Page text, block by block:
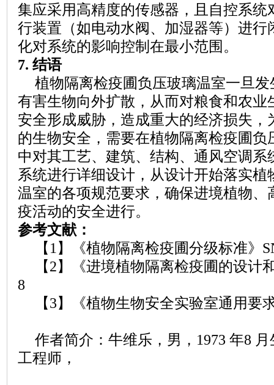
集应采用高精度的传感器，且自控系统
行装置（如电动水阀、加湿器等）进行
化对系统的影响控制在最小范围。
7. 结语
植物隔离检疫圃负压玻璃温室一旦
有害生物向外扩散，从而对粮食和农业
安全形成威胁，造成重大的经济损失，
的生物安全，需要在植物隔离检疫圃负
中对其工艺、建筑、结构、通风空调系
系统进行详细设计，从设计开始落实植
温室的各项规范要求，确保进境植物、
疫活动的安全进行。
参考文献：
【1】《植物隔离检疫圃分级标准》
【2】《进境植物隔离检疫圃的设计
8
【3】《植物生物安全实验室通用要
作者简介：牛维乐，男， 1973 年8
工程师，